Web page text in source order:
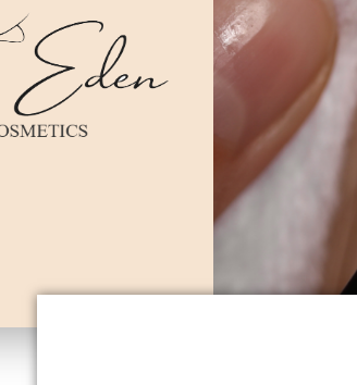
שיקום גבות